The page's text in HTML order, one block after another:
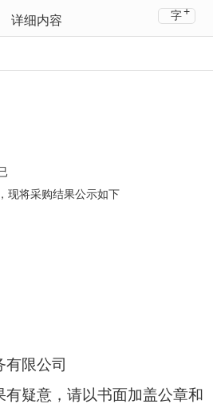
详细内容 字+
现将采购结果公示如下
有限公司
有疑意，请以书面加盖公章和